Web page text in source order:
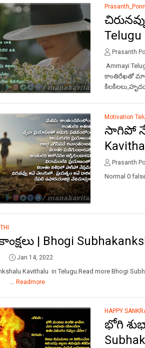
Telugu
Prasanth
Ammayi
కాంతిరేఖతో
Motivation
సాగిపో
Prasanth
Normal 0
| Bhogi
Jan 14, 2022
Kavithalu in Telugu.Read more
... Readmore
HAPPY
భోగి